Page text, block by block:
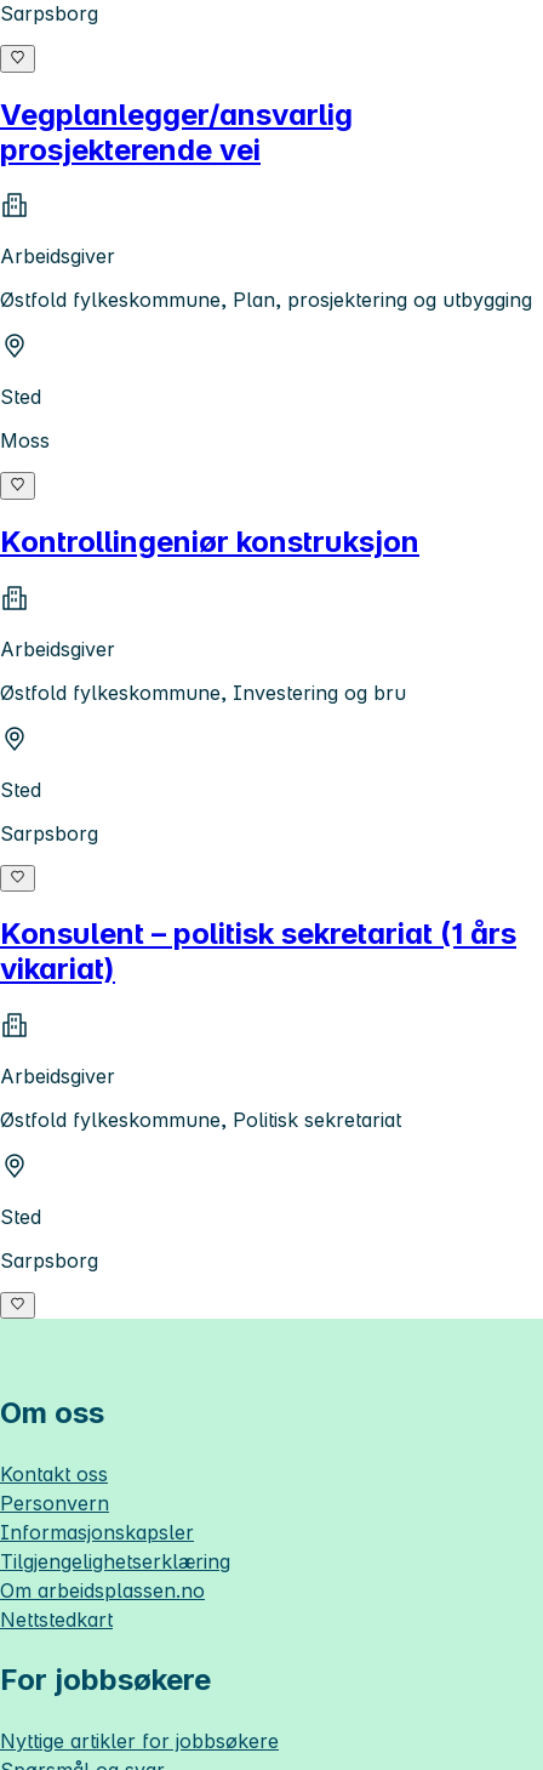
Sarpsborg
Vegplanlegger/ansvarlig
prosjekterende vei
Arbeidsgiver
Østfold fylkeskommune, Plan, prosjektering og utbygging
Sted
Moss
Kontrollingeniør konstruksjon
Arbeidsgiver
Østfold fylkeskommune, Investering og bru
Sted
Sarpsborg
Konsulent – politisk sekretariat (1 års
vikariat)
Arbeidsgiver
Østfold fylkeskommune, Politisk sekretariat
Sted
Sarpsborg
Om oss
Kontakt oss
Personvern
Informasjonskapsler
Tilgjengelighetserklæring
Om arbeidsplassen.no
Nettstedkart
For jobbsøkere
Nyttige artikler for jobbsøkere